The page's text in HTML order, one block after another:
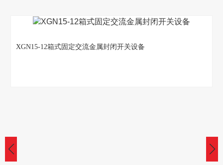
XGN15-12箱式固定交流金属封闭开关设备